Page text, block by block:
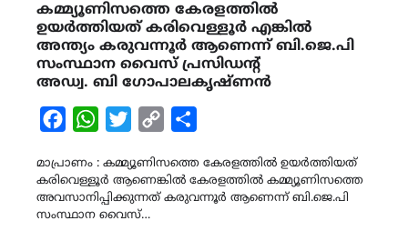
കമ്മ്യൂണിസത്തെ കേരളത്തിൽ
ഉയർത്തിയത് കരിവെള്ളൂർ എങ്കിൽ
അന്ത്യം കരുവന്നൂർ ആണെന്ന് ബി.ജെ.പി
സംസ്ഥാന വൈസ് പ്രസിഡന്റ്
അഡ്വ. ബി ഗോപാലകൃഷ്ണൻ
FacebookWhatsAppTwitterCopy
മാപ്രാണം : കമ്മ്യൂണിസത്തെ കേരളത്തിൽ ഉയർത്തിയത്
കരിവെള്ളൂർ ആണെങ്കിൽ കേരളത്തിൽ കമ്മ്യൂണിസത്തെ
അവസാനിപ്പിക്കുന്നത് കരുവന്നൂർ ആണെന്ന് ബി.ജെ.പി
സംസ്ഥാന വൈസ്…